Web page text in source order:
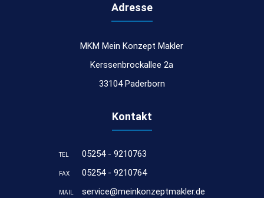
Adresse
MKM Mein Konzept Makler
Kerssenbrockallee 2a
33104 Paderborn
Kontakt
TEL 05254 - 9210763
FAX 05254 - 9210764
MAIL service@meinkonzeptmakler.de